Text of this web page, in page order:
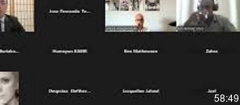
Lire la vidéo
58:49